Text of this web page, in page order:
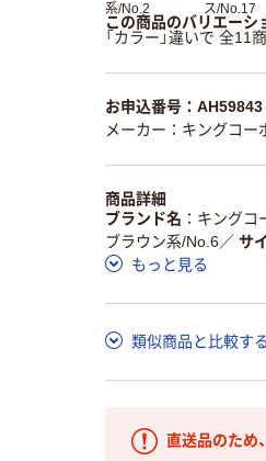
系/No.2
ス/No.17
この商品のバリエーシ
「カラー」違いで 全11
お申込番号：AH59843
メーカー：キングコー
商品詳細
ブランド名
キングコ
ブラウン系/No.6／ サ
もっと見る
類似商品と比較する
直送品のため